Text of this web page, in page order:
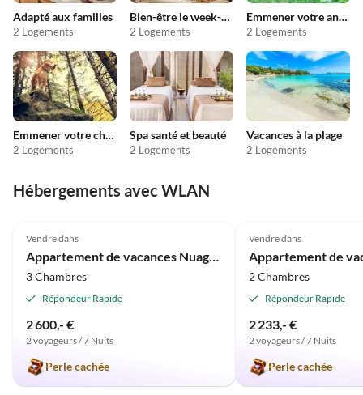
Adapté aux familles
2 Logements
Bien-être le week-end
2 Logements
Emmener votre animal en vacances
2 Logements
Emmener votre chien en vacances
2 Logements
Spa santé et beauté
2 Logements
Vacances à la plage
2 Logements
Hébergements avec WLAN
Vendre dans
3 Chambres
Répondeur Rapide
2 600,- €
2 voyageurs / 7 Nuits
Perle cachée
Vendre dans
2 Chambres
Répondeur Rapide
2 233,- €
2 voyageurs / 7 Nuits
Perle cachée